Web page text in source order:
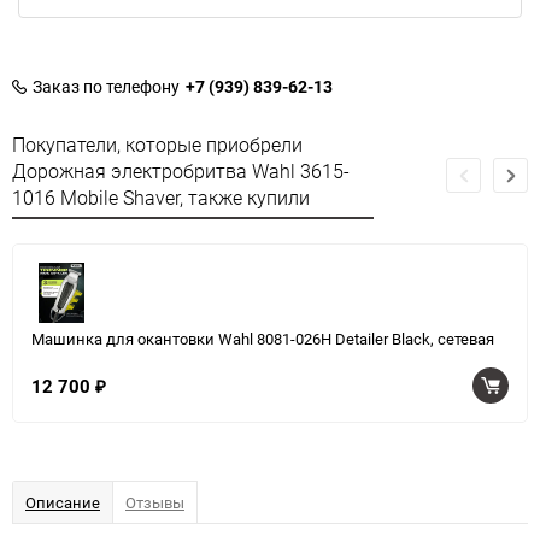
Заказ по телефону +7 (939) 839-62-13
Покупатели, которые приобрели
Дорожная электробритва Wahl 3615-
1016 Mobile Shaver, также купили
Машинка для окантовки Wahl 8081-026H Detailer Black, сетевая
12 700 ₽
Описание Отзывы